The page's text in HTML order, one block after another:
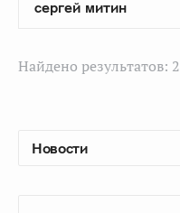
Найдено результатов: 2